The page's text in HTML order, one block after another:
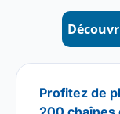
Profitez de